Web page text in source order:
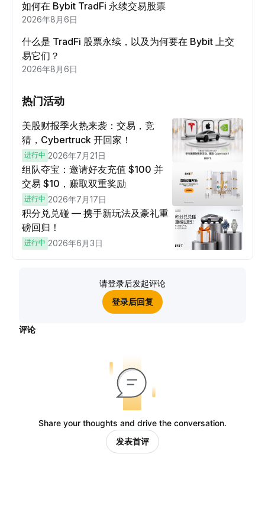
如何在 Bybit TradFi 永续交易股票
2026年8月6日
什么是 TradFi 股票永续，以及为何要在 Bybit 上交
易它们？
2026年8月6日
热门活动
美股财报季火热来袭：交易，竞
猜，Cybertruck 开回家！
进行中 2026年7月21日
组队夺宝：邀请好友充值 $100 并
交易 $10，赚取双重奖励
进行中 2026年7月17日
积分兑兑碰 — 携手新玩法及豪礼重
磅回归！
进行中 2026年6月3日
请登录后发起评论
登录后回复
评论
Share your thoughts and drive the conversation.
发表首评